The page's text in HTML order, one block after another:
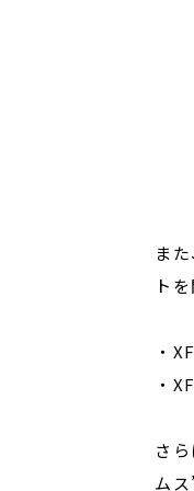
ま
ト
・
・
さ
ム